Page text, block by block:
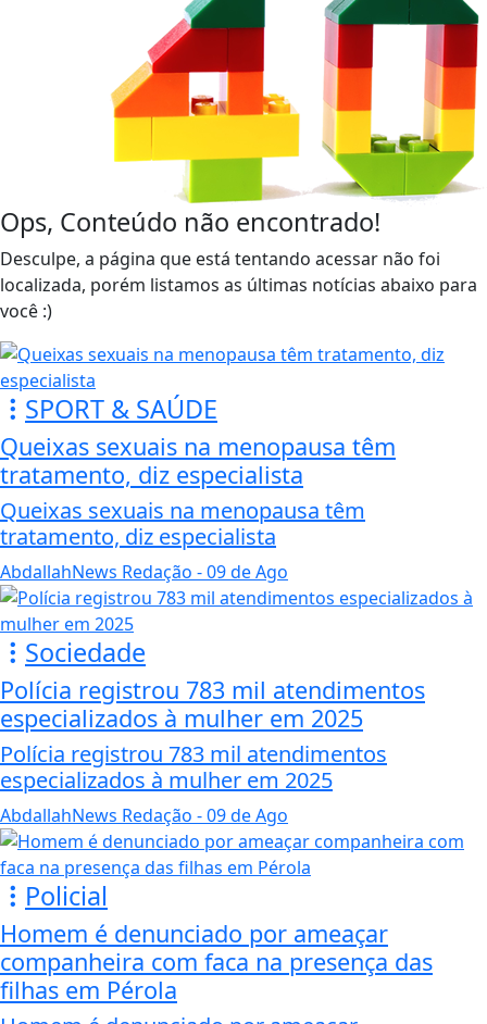
Ops, Conteúdo não encontrado!
Desculpe, a página que está tentando acessar não foi
localizada, porém listamos as últimas notícias abaixo para
você :)
SPORT & SAÚDE
Queixas sexuais na menopausa têm
tratamento, diz especialista
Queixas sexuais na menopausa têm
tratamento, diz especialista
AbdallahNews Redação - 09 de Ago
Sociedade
Polícia registrou 783 mil atendimentos
especializados à mulher em 2025
Polícia registrou 783 mil atendimentos
especializados à mulher em 2025
AbdallahNews Redação - 09 de Ago
Policial
Homem é denunciado por ameaçar
companheira com faca na presença das
filhas em Pérola